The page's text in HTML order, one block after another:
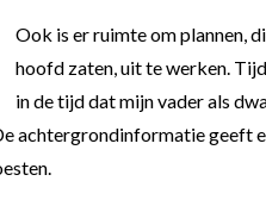
Ook is er ruimte om plannen,
hoofd zaten, uit te werken.
in de tijd dat mijn vader als
achtergrondinformatie geeft